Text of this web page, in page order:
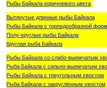
Рыбы Байкала коричневого цвета
Вытянутые длинные рыбы Байкала
Рыбы Байкала с торпедообразной
Полу-круглые рыбы Байкала
Круглая рыба Байкала
Рыбы Байкала со слабо-выемчатым
Рыба Байкала с сильно-выемчатым
Рыбы Байкала с треугольным хвостом
Рыба Байкала с закруглённым хвостом